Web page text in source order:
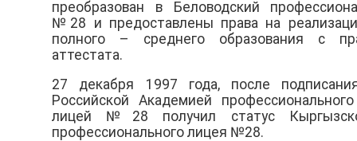
преобразован в Беловодский
№28 и предоставлены права на
полного – среднего образования с
аттестата.
27 декабря 1997 года, после
Российской Академией
лицей №28 получил статус Кыргызско-
профессионального лицея №28.